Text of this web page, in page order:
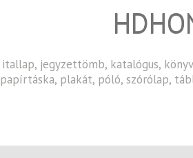
itallap, jegyzettömb, katalógus, könyv
papírtáska, plakát, póló, szórólap,